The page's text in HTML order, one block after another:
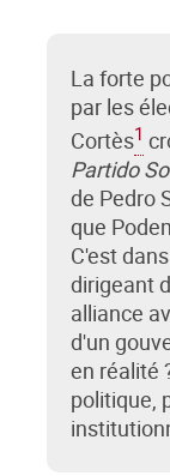
La forte
par les
Cortès1
Partido
de Pedro
que
C'est
dirigeant
alliance
d'un
en réalité
politique,